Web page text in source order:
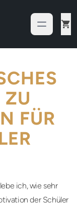
ZU
FÜR
ich, wie sehr
der Schüler